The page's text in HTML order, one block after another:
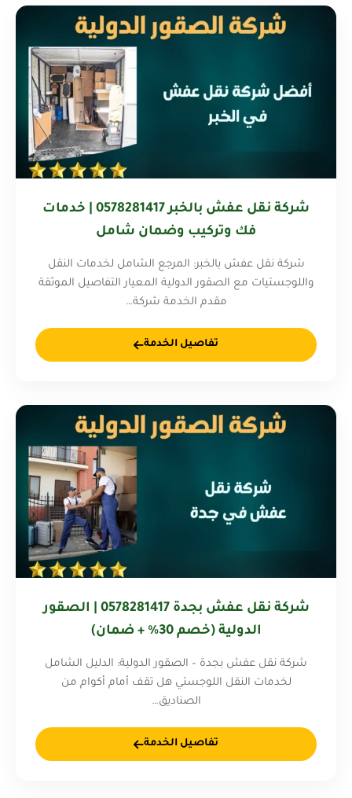
شركة نقل عفش بالخبر 0578281417 | خدمات
فك وتركيب وضمان شامل
شركة نقل عفش بالخبر: المرجع الشامل لخدمات النقل
واللوجستيات مع الصقور الدولية المعيار التفاصيل الموثقة
مقدم الخدمة شركة…
تفاصيل الخدمة
شركة نقل عفش بجدة 0578281417 | الصقور
الدولية (خصم 30% + ضمان)
شركة نقل عفش بجدة – الصقور الدولية: الدليل الشامل
لخدمات النقل اللوجستي هل تقف أمام أكوام من
الصناديق…
تفاصيل الخدمة